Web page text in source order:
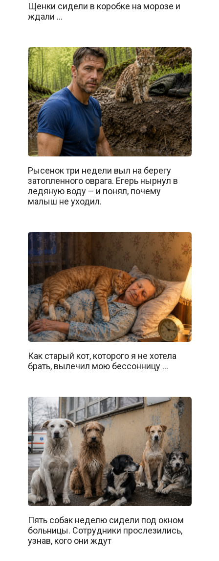
Щенки сидели в коробке на морозе и
ждали …
Рысенок три недели выл на берегу
затопленного оврага. Егерь нырнул в
ледяную воду – и понял, почему
малыш не уходил.
Как старый кот, которого я не хотела
брать, вылечил мою бессонницу …
Пять собак неделю сидели под окном
больницы. Сотрудники прослезились,
узнав, кого они ждут